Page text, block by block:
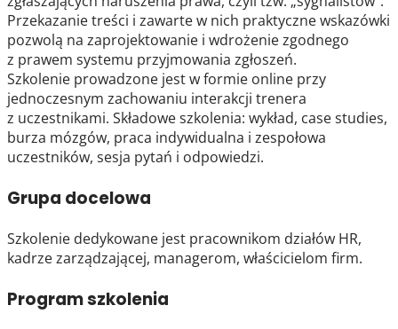
Przekazanie treści i zawarte w nich praktyczne wskazówki
pozwolą na zaprojektowanie i wdrożenie zgodnego
z prawem systemu przyjmowania zgłoszeń.
Szkolenie prowadzone jest w formie online przy
jednoczesnym zachowaniu interakcji trenera
z uczestnikami. Składowe szkolenia: wykład, case studies,
burza mózgów, praca indywidualna i zespołowa
uczestników, sesja pytań i odpowiedzi.
Grupa docelowa
Szkolenie dedykowane jest pracownikom działów HR,
kadrze zarządzającej, managerom, właścicielom firm.
Program szkolenia